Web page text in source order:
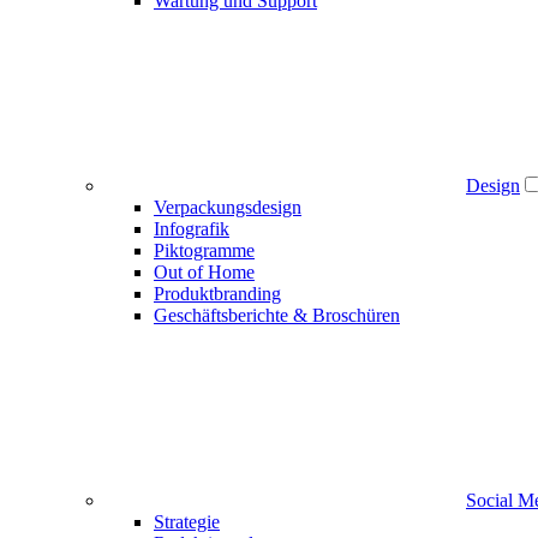
Design
Verpackungsdesign
Infografik
Piktogramme
Out of Home
Produktbranding
Geschäftsberichte & Broschüren
Social
Strategie